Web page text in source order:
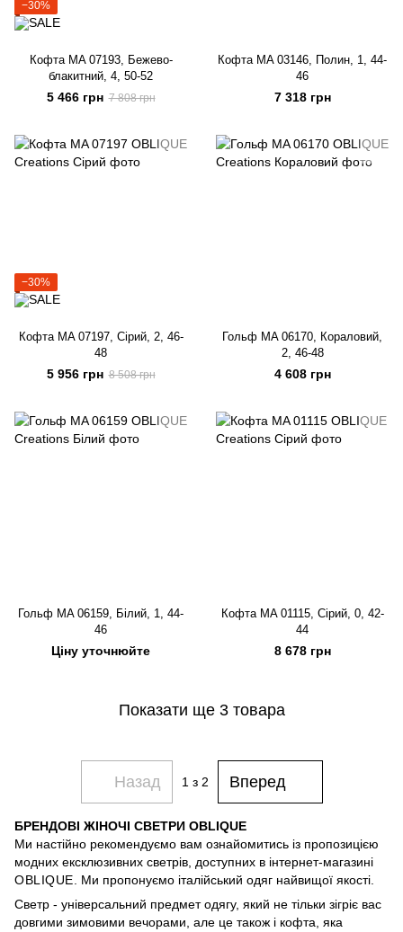
−30%
Кофта MA 07193, Бежево-
блакитний, 4, 50-52
5 466 грн 7 808 грн
Кофта MA 03146, Полин, 1, 44-
46
7 318 грн
−30%
Кофта MA 07197, Сірий, 2, 46-
48
5 956 грн 8 508 грн
Гольф MA 06170, Кораловий,
2, 46-48
4 608 грн
Гольф MA 06159, Білий, 1, 44-
46
Ціну уточнюйте
Кофта MA 01115, Сірий, 0, 42-
44
8 678 грн
Показати ще 3 товара
Назад 1 з 2 Вперед
БРЕНДОВІ ЖІНОЧІ СВЕТРИ OBLIQUE
Ми настійно рекомендуємо вам ознайомитись із пропозицією
модних ексклюзивних светрів, доступних в інтернет-магазині
OBLIQUE . Ми пропонуємо італійський одяг найвищої якості.
Светр - універсальний предмет одягу, який не тільки зігріє вас
довгими зимовими вечорами, але це також і кофта, яка